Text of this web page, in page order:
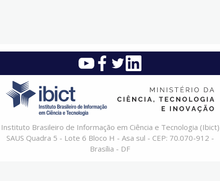
Instituto Brasileiro de Informação em Ciência e Tecnologia (Ibict)
SAUS Quadra 5 - Lote 6 Bloco H - Asa sul - CEP: 70.070-912 -
Brasília - DF